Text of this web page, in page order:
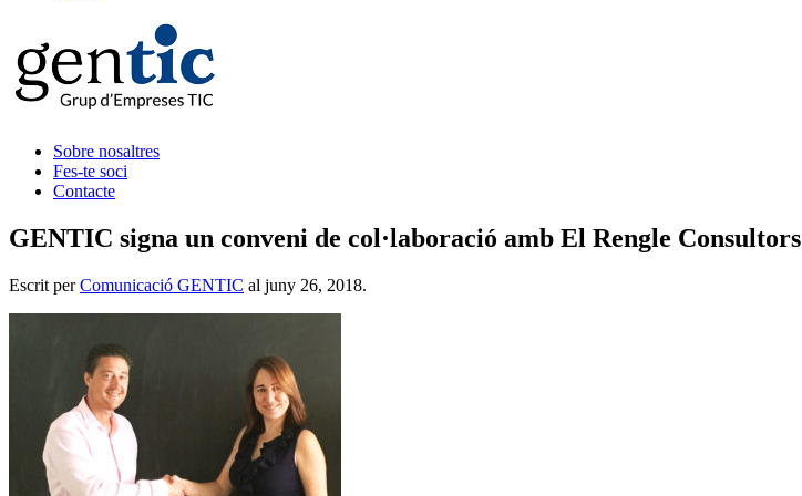
Sobre nosaltres
Fes-te soci
Contacte
GENTIC signa un conveni de col·laboració amb El Rengle Consultors
Escrit perComunicació GENTIC al juny 26, 2018.